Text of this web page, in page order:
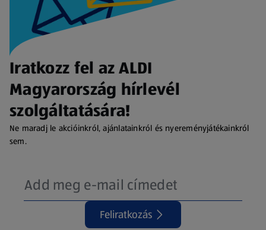
Iratkozz fel az ALDI
Magyarország hírlevél
szolgáltatására!
Ne maradj le akcióinkról, ajánlatainkról és nyereményjátékainkról
sem.
Feliratkozás